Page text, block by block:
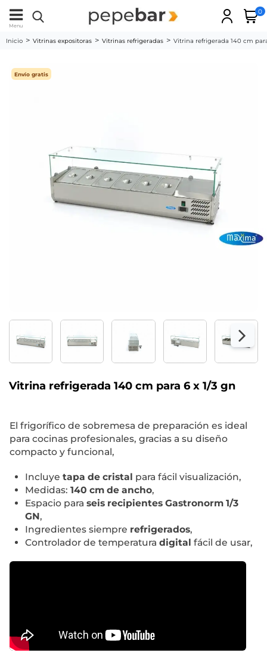
Menu
0
Inicio Vitrinas expositoras Vitrinas refrigeradas Vitrina refrigerada 140 cm
Envío gratis
Vitrina refrigerada 140 cm para 6 x 1/3 gn
El frigorífico de sobremesa de preparación es ideal
para cocinas profesionales, gracias a su diseño
compacto y funcional,
Incluye tapa de cristal para fácil visualización,
Medidas: 140 cm de ancho,
Espacio para seis recipientes Gastronorm 1/3
GN,
Ingredientes siempre refrigerados,
Controlador de temperatura digital fácil de usar,